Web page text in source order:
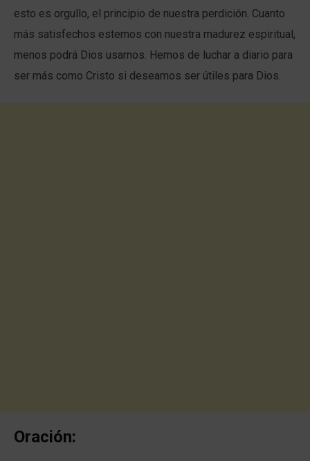
esto es orgullo, el principio de nuestra perdición. Cuanto
más satisfechos estemos con nuestra madurez espiritual,
menos podrá Dios usarnos. Hemos de luchar a diario para
ser más como Cristo si deseamos ser útiles para Dios.
Oración: